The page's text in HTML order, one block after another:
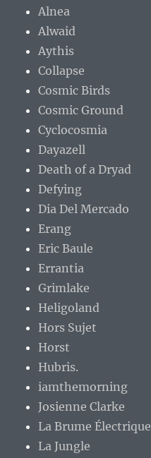
Alnea
Alwaid
Aythis
Collapse
Cosmic Birds
Cosmic Ground
Cyclocosmia
Dayazell
Death of a Dryad
Defying
Dia Del Mercado
Erang
Eric Baule
Errantia
Grimlake
Heligoland
Hors Sujet
Horst
Hubris.
iamthemorning
Josienne Clarke
La Brume Électrique
La Jungle